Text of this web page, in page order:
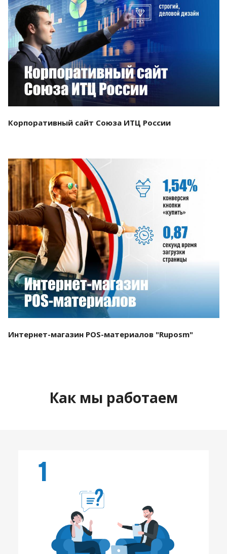
Смотреть проект
Корпоративный сайт Союза ИТЦ России
Смотреть проект
Интернет-магазин POS-материалов "Ruposm"
Как мы работаем
1